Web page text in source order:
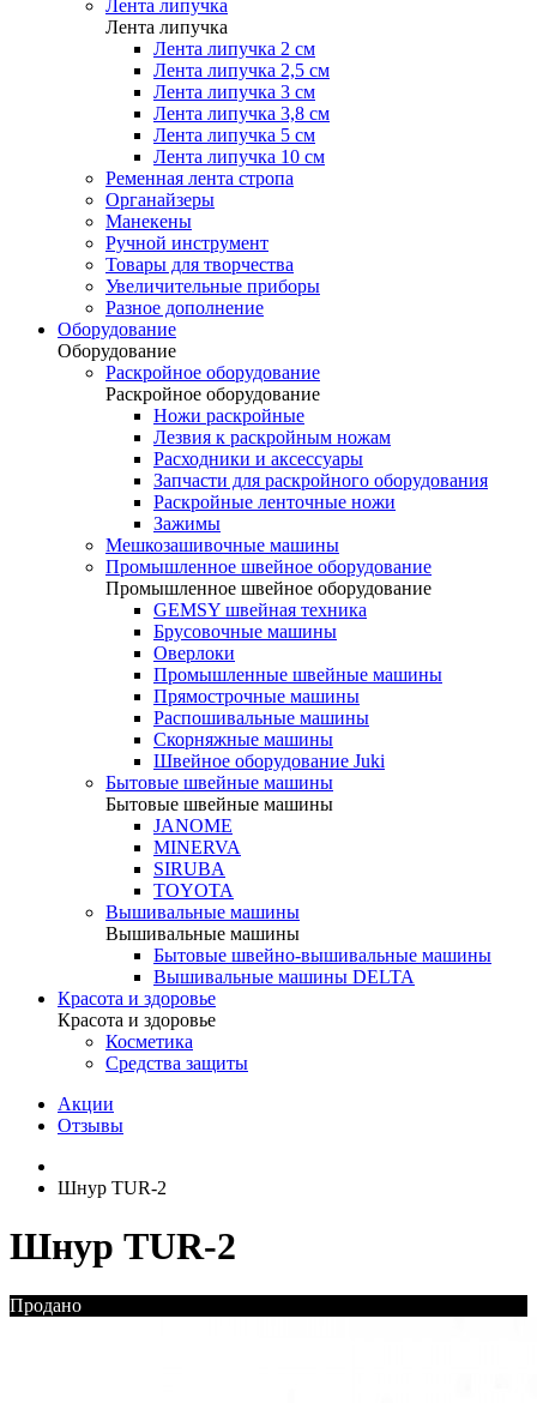
Лента липучка
Лента липучка
Лента липучка 2 см
Лента липучка 2,5 см
Лента липучка 3 см
Лента липучка 3,8 см
Лента липучка 5 см
Лента липучка 10 см
Ременная лента стропа
Органайзеры
Манекены
Ручной инструмент
Товары для творчества
Увеличительные приборы
Разное дополнение
Оборудование
Оборудование
Раскройное оборудование
Раскройное оборудование
Ножи раскройные
Лезвия к раскройным ножам
Расходники и аксессуары
Запчасти для раскройного оборудования
Раскройные ленточные ножи
Зажимы
Мешкозашивочные машины
Промышленное швейное оборудование
Промышленное швейное оборудование
GEMSY швейная техника
Брусовочные машины
Оверлоки
Промышленные швейные машины
Прямострочные машины
Распошивальные машины
Скорняжные машины
Швейное оборудование Juki
Бытовые швейные машины
Бытовые швейные машины
JANOME
MINERVA
SIRUBA
TOYOTA
Вышивальные машины
Вышивальные машины
Бытовые швейно-вышивальные машины
Вышивальные машины DELTA
Красота и здоровье
Красота и здоровье
Косметика
Средства защиты
Акции
Отзывы
Шнур TUR-2
Шнур TUR-2
Продано